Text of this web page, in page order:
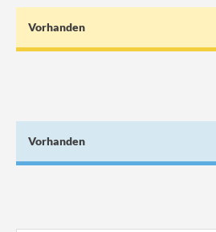
Vorhanden
Vorhanden